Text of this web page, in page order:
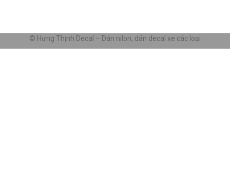
© Hưng Thịnh Decal – Dán nilon, dán decal xe các loại